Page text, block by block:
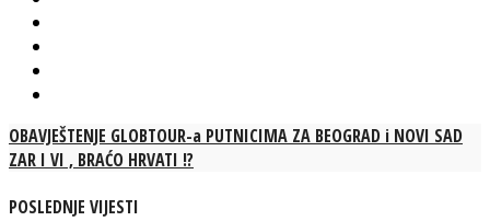
OBAVJEŠTENJE GLOBTOUR-a PUTNICIMA ZA BEOGRAD i NOVI SAD
ZAR I VI , BRAĆO HRVATI !?
POSLEDNJE VIJESTI